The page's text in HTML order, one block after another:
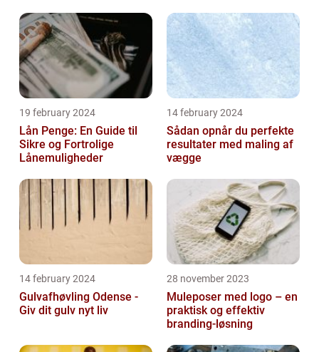
19 february 2024
Lån Penge: En Guide til
Sikre og Fortrolige
Lånemuligheder
14 february 2024
Sådan opnår du perfekte
resultater med maling af
vægge
14 february 2024
Gulvafhøvling Odense -
Giv dit gulv nyt liv
28 november 2023
Muleposer med logo – en
praktisk og effektiv
branding-løsning